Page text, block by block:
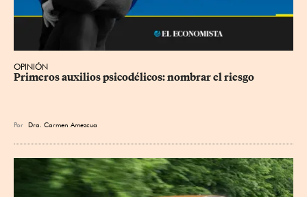
OPINIÓN
Primeros auxilios psicodélicos: nombrar el riesgo
Por Dra. Carmen Amezcua